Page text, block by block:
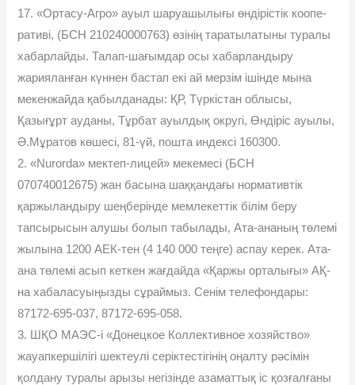
17. «Ортасу-Агро» ауыл шаруашылығы өндірістік коопе-
ративі, (БСН 210240000763) өзінің таратылатыны туралы
хабарлайды. Талап-шағымдар осы хабарландыру
жарияланған күннен бастап екі ай мерзім ішінде мына
мекенжайда қабылданады: ҚР, Түркістан облысы,
Қазығұрт ауданы, Тұрбат ауылдық округі, Өндіріс ауылы,
Ə.Мұратов көшесі, 81-үй, пошта индексі 160300.
2. «Nurorda» мектеп-лицей» мекемесі (БСН
070740012675) жан басына шаққандағы нормативтік
қаржыландыру шеңберінде мемлекеттік білім беру
тапсырысын алушы болып табылады, Ата-ананың төлемі
жылына 1200 АЕК-тен (4 140 000 теңге) аспау керек. Ата-
ана төлемі асып кеткен жағдайда «Қаржы орталығы» АҚ-
на хабаласуыңызды сұраймыз. Сенім телефондары:
87172-695-037, 87172-695-058.
3. ШҚО МАЭС-і «Донецкое Коллективное хозяйство»
жауапкершілігі шектеулі серіктестігінің оңалту рəсімін
қолдану туралы арызы негізінде азаматтық іс қозғалғаны